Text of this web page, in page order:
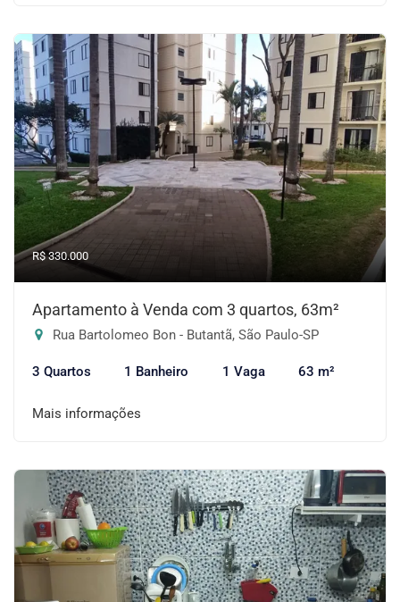
R$ 330.000
Apartamento à Venda com 3 quartos, 63m²
Rua Bartolomeo Bon - Butantã, São Paulo-SP
3 Quartos 1 Banheiro 1 Vaga 63 m²
Mais informações